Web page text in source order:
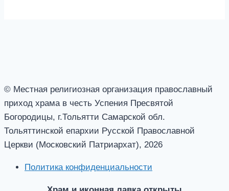
© Местная религиозная организация православный
приход храма в честь Успения Пресвятой
Богородицы, г.Тольятти Самарской обл.
Тольяттинской епархии Русской Православной
Церкви (Московский Патриархат), 2026
Политика конфиденциальности